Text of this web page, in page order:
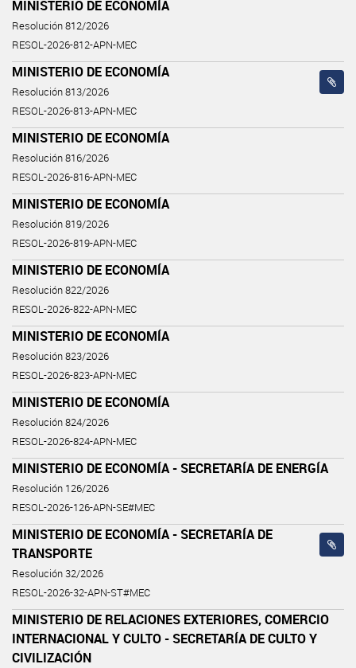
MINISTERIO DE ECONOMÍA
Resolución 812/2026
RESOL-2026-812-APN-MEC
MINISTERIO DE ECONOMÍA
Resolución 813/2026
RESOL-2026-813-APN-MEC
MINISTERIO DE ECONOMÍA
Resolución 816/2026
RESOL-2026-816-APN-MEC
MINISTERIO DE ECONOMÍA
Resolución 819/2026
RESOL-2026-819-APN-MEC
MINISTERIO DE ECONOMÍA
Resolución 822/2026
RESOL-2026-822-APN-MEC
MINISTERIO DE ECONOMÍA
Resolución 823/2026
RESOL-2026-823-APN-MEC
MINISTERIO DE ECONOMÍA
Resolución 824/2026
RESOL-2026-824-APN-MEC
MINISTERIO DE ECONOMÍA - SECRETARÍA DE ENERGÍA
Resolución 126/2026
RESOL-2026-126-APN-SE#MEC
MINISTERIO DE ECONOMÍA - SECRETARÍA DE
TRANSPORTE
Resolución 32/2026
RESOL-2026-32-APN-ST#MEC
MINISTERIO DE RELACIONES EXTERIORES, COMERCIO
INTERNACIONAL Y CULTO - SECRETARÍA DE CULTO Y
CIVILIZACIÓN